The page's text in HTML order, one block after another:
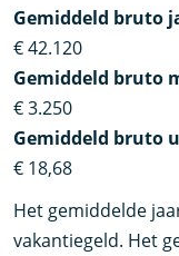
Gemiddeld bruto
€ 42.120
Gemiddeld bruto
€ 3.250
Gemiddeld bruto
€ 18,68
Het gemiddelde
vakantiegeld. Het